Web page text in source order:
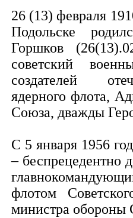
26 (13) февраля
Подольске
Горшков
советский
создателей
ядерного флота,
Союза, дважды
С 5 января 1956
– беспрецедентно
флотом
министра обороны